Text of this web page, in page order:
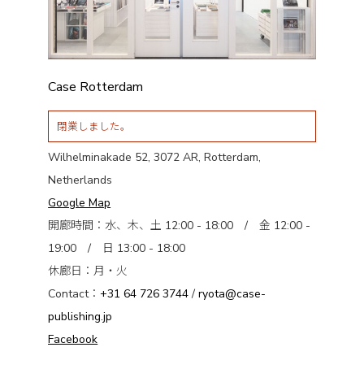
Case Rotterdam
閉業しました。
Wilhelminakade 52, 3072 AR, Rotterdam,
Netherlands
Google Map
開廊時間：水、木、土 12:00 - 18:00 / 金 12:00 -
19:00 / 日 13:00 - 18:00
休廊日：月・火
Contact：+31 64 726 3744 /ryota@case-
publishing.jp
Facebook